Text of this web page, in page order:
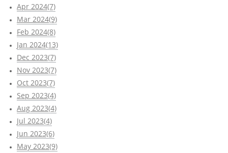
Apr 2024(7)
Mar 2024(9)
Feb 2024(8)
Jan 2024(13)
Dec 2023(7)
Nov 2023(7)
Oct 2023(7)
Sep 2023(4)
Aug 2023(4)
Jul 2023(4)
Jun 2023(6)
May 2023(9)